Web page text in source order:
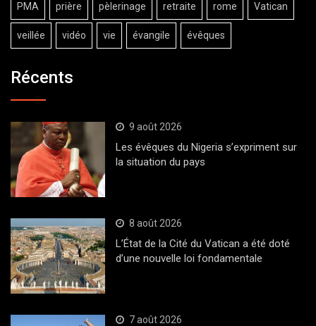
PMA prière pèlerinage retraite rome Vatican
veillée vidéo vie évangile évêques
Récents
9 août 2026
Les évêques du Nigeria s’expriment sur
la situation du pays
8 août 2026
L’État de la Cité du Vatican a été doté
d’une nouvelle loi fondamentale
7 août 2026